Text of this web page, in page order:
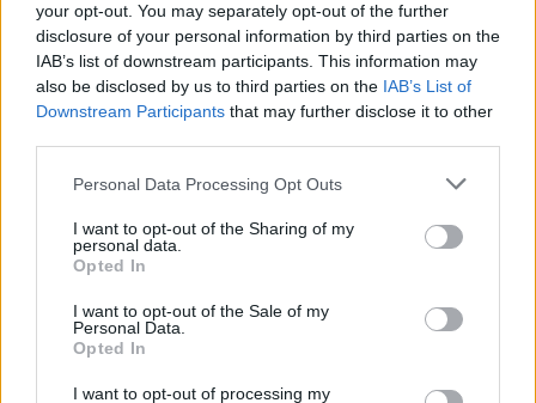
your opt-out. You may separately opt-out of the further
disclosure of your personal information by third parties on the
IAB’s list of downstream participants. This information may
also be disclosed by us to third parties on the IAB’s List of
Downstream Participants that may further disclose it to other
Please note that this website/app uses one or more Google
not limited to your visit or usage behaviour. You may click to
grant or deny consent to Google and its third-party tags to
use your data for below specified purposes in below Google
consent section.
Personal Data Processing Opt Outs
I want to opt-out of the Sharing of my
personal data.
Opted In
I want to opt-out of the Sale of my
Personal Data.
Opted In
I want to opt-out of processing my
Pantaloni Brilliant: confortevoli e protettivi,